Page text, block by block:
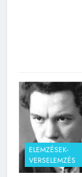
ELEMZÉSEK-
VERSELEMZÉS